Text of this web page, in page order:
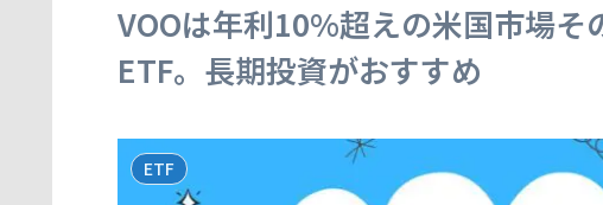
VOOは年利10%超えの米国市場そ
ETF。長期投資がおすすめ
ETF